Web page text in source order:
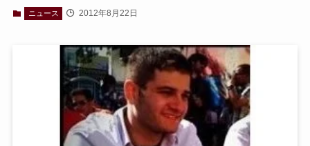
ニュース 2012年8月22日